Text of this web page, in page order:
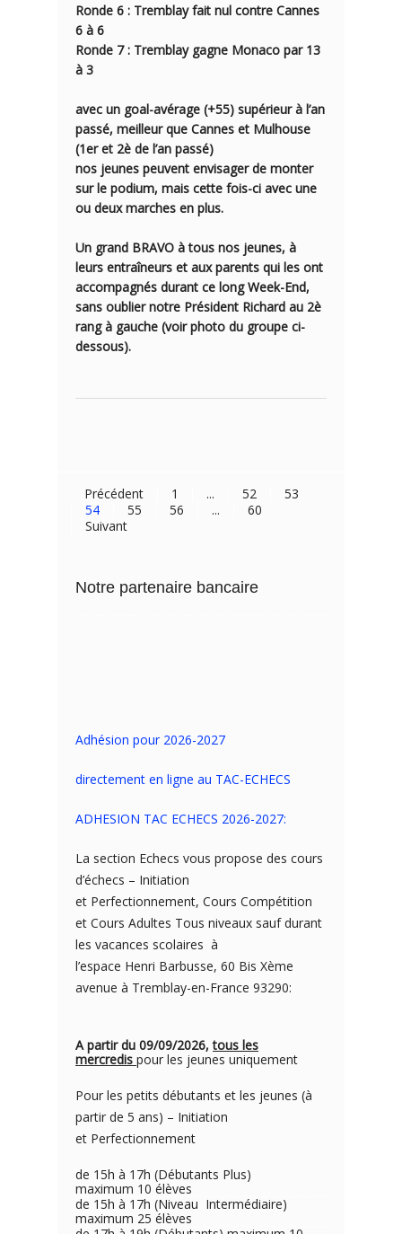
Ronde 6 : Tremblay fait nul contre Cannes
6 à 6
Ronde 7 : Tremblay gagne Monaco par 13
à 3
avec un goal-avérage (+55) supérieur à l’an
passé, meilleur que Cannes et Mulhouse
(1er et 2è de l’an passé)
nos jeunes peuvent envisager de monter
sur le podium, mais cette fois-ci avec une
ou deux marches en plus.
Un grand BRAVO à tous nos jeunes, à
leurs entraîneurs et aux parents qui les ont
accompagnés durant ce long Week-End,
sans oublier notre Président Richard au 2è
rang à gauche (voir photo du groupe ci-
dessous).
Précédent 1 ... 52
53
54
55 56 ...
60
Suivant
Notre partenaire bancaire
Adhésion pour 2026-2027
directement en ligne au TAC-ECHECS
ADHESION TAC ECHECS 2026-2027:
La section Echecs vous propose des cours
d’échecs – Initiation
et Perfectionnement, Cours Compétition
et Cours Adultes Tous niveaux sauf durant
les vacances scolaires à
l’espace Henri Barbusse, 60 Bis Xème
avenue à Tremblay-en-France 93290:
A partir du 09/09/2026,tous les
mercredis pour les jeunes uniquement
Pour les petits débutants et les jeunes (à
partir de 5 ans) – Initiation
et Perfectionnement
de 15h à 17h (Débutants Plus)
maximum 10 élèves
de 15h à 17h (Niveau Intermédiaire)
maximum 25 élèves